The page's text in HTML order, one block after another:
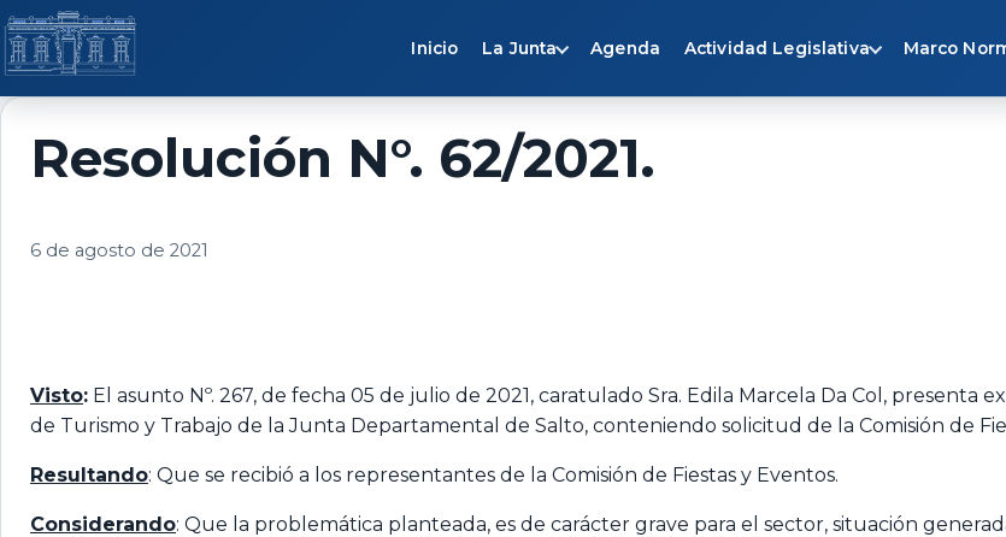
Saltar al contenido
Inicio La Junta Agenda Actividad Legislativa Marco
Resolución N°. 62/2021.
6 de agosto de 2021
Visto: El asunto Nº. 267, de fecha 05 de julio de 2021, caratulado Sra. Edila Marcela Da Col, presenta
de Turismo y Trabajo de la Junta Departamental de Salto, conteniendo solicitud de la Comisión de
Resultando: Que se recibió a los representantes de la Comisión de Fiestas y Eventos.
Considerando: Que la problemática planteada, es de carácter grave para el sector, situación